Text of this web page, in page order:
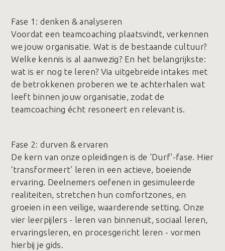
Fase 1️: denken & analyseren
Voordat een teamcoaching plaatsvindt, verkennen
we jouw organisatie. Wat is de bestaande cultuur?
Welke kennis is al aanwezig? En het belangrijkste:
wat is er nog te leren? Via uitgebreide intakes met
de betrokkenen proberen we te achterhalen wat
leeft binnen jouw organisatie, zodat de
teamcoaching écht resoneert en relevant is.
Fase 2️: durven & ervaren
De kern van onze opleidingen is de 'Durf'-fase. Hier
‘transformeert’ leren in een actieve, boeiende
ervaring. Deelnemers oefenen in gesimuleerde
realiteiten, stretchen hun comfortzones, en
groeien in een veilige, waarderende setting. Onze
vier leerpijlers - leren van binnenuit, sociaal leren,
ervaringsleren, en procesgericht leren - vormen
hierbij je gids.